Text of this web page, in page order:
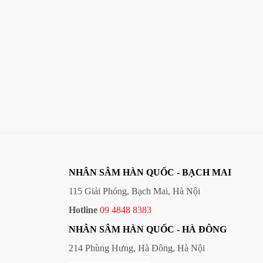
NHÂN SÂM HÀN QUỐC - BẠCH MAI
115 Giải Phóng, Bạch Mai, Hà Nội
Hotline 09 4848 8383
NHÂN SÂM HÀN QUỐC - HÀ ĐÔNG
214 Phùng Hưng, Hà Đông, Hà Nội